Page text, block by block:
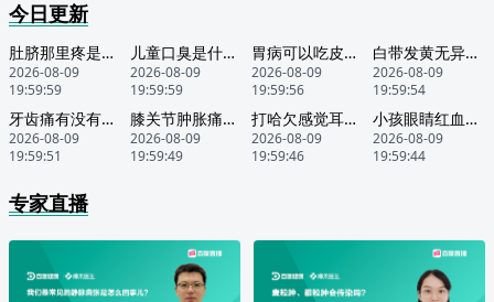
今日更新
肚脐那里疼是怎么回事
2026-08-09
19:59:59
儿童口臭是什么原因引起的
2026-08-09
19:59:59
胃病可以吃皮皮虾吗
2026-08-09
19:59:56
白带发黄无异味外阴瘙痒是怎么回事
2026-08-09
19:59:54
牙齿痛有没有什么方法呀
2026-08-09
19:59:51
膝关节肿胀痛怎样治疗
2026-08-09
19:59:49
打哈欠感觉耳膜有响声怎么回事
2026-08-09
19:59:46
小孩眼睛红血丝多怎么回事
2026-08-09
19:59:44
专家直播